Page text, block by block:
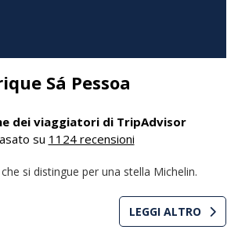
Sá Pessoa
dei viaggiatori di TripAdvisor
su 1124 recensioni
si distingue per una stella Michelin.
LEGGI ALTRO